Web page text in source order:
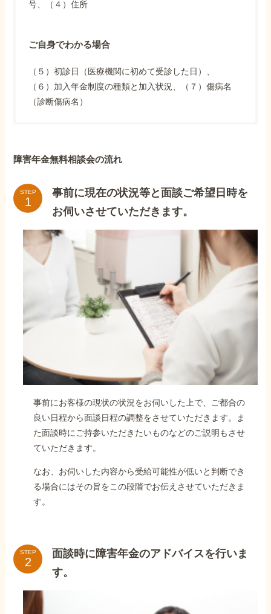
号、（４）住所
ご自身でわかる場合
（５）初診日（医療機関に初めて受診した日）、
（６）加入年金制度の種類と加入状況、（７）傷病名
（診断傷病名）
障害年金無料相談会の流れ
STEP
事前に現在の状況等と面談ご希望日時を
お伺いさせていただきます。
事前にお客様の現状の状況をお伺いした上で、ご都合の
良い日程から面談日程の調整をさせていただきます。ま
た面談時にご持参いただきたいものなどのご説明もさせ
ていただきます。
なお、お伺いした内容から受給可能性が低いと判断でき
る場合にはその旨をこの段階でお伝えさせていただきま
す。
STEP
面談時に障害年金のアドバイスを行いま
す。